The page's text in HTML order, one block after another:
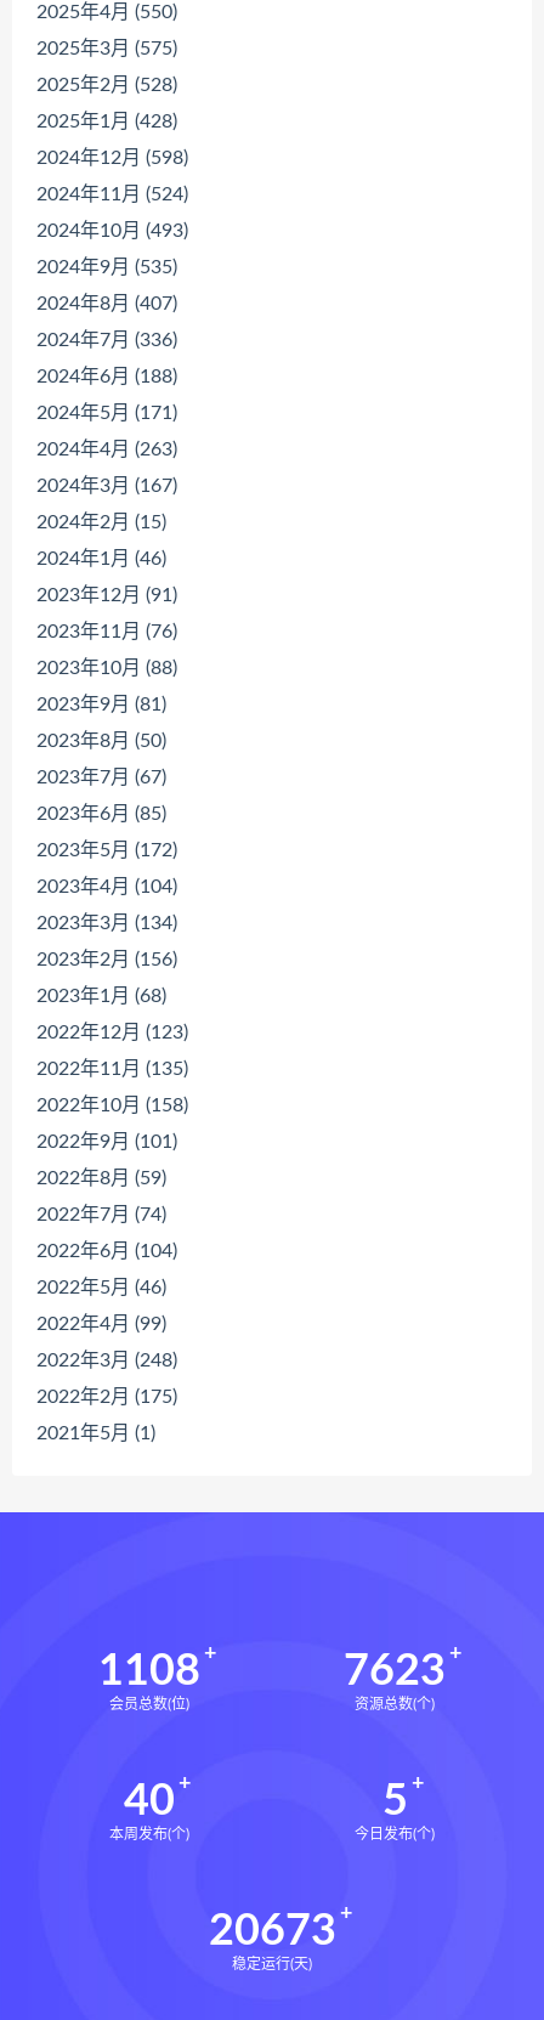
2025年4月 (550)
2025年3月 (575)
2025年2月 (528)
2025年1月 (428)
2024年12月 (598)
2024年11月 (524)
2024年10月 (493)
2024年9月 (535)
2024年8月 (407)
2024年7月 (336)
2024年6月 (188)
2024年5月 (171)
2024年4月 (263)
2024年3月 (167)
2024年2月 (15)
2024年1月 (46)
2023年12月 (91)
2023年11月 (76)
2023年10月 (88)
2023年9月 (81)
2023年8月 (50)
2023年7月 (67)
2023年6月 (85)
2023年5月 (172)
2023年4月 (104)
2023年3月 (134)
2023年2月 (156)
2023年1月 (68)
2022年12月 (123)
2022年11月 (135)
2022年10月 (158)
2022年9月 (101)
2022年8月 (59)
2022年7月 (74)
2022年6月 (104)
2022年5月 (46)
2022年4月 (99)
2022年3月 (248)
2022年2月 (175)
2021年5月 (1)
1108
会员总数(位)
7623
资源总数(个)
40
本周发布(个)
5
今日发布(个)
20673
稳定运行(天)